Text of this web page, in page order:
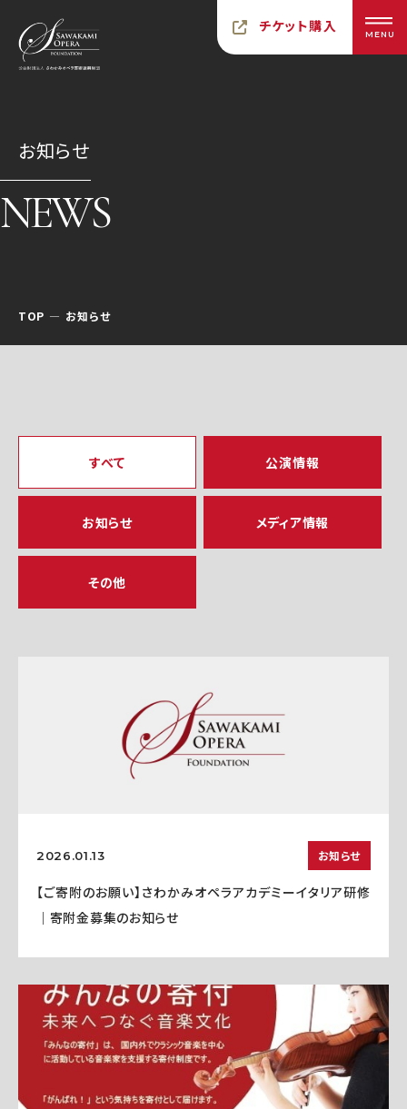
チケット購入 MENU
お知らせ
NEWS
TOP お知らせ
すべて 公演情報
お知らせ メディア情報
その他
2026.01.13 お知らせ
【ご寄附のお願い】さわかみオペラアカデミーイタリア研修
｜寄附金募集のお知らせ